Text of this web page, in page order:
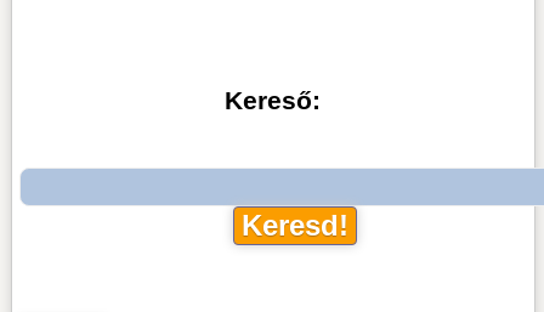
Kereső: